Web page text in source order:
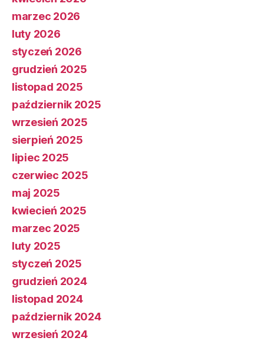
marzec 2026
luty 2026
styczeń 2026
grudzień 2025
listopad 2025
październik 2025
wrzesień 2025
sierpień 2025
lipiec 2025
czerwiec 2025
maj 2025
kwiecień 2025
marzec 2025
luty 2025
styczeń 2025
grudzień 2024
listopad 2024
październik 2024
wrzesień 2024